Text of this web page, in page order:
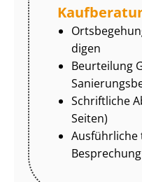
di­gen
Beurteilung
Schriftliche
Seiten)
Ausführliche